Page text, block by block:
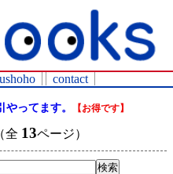
contact
やってます。 【お得です】
全 13ページ）